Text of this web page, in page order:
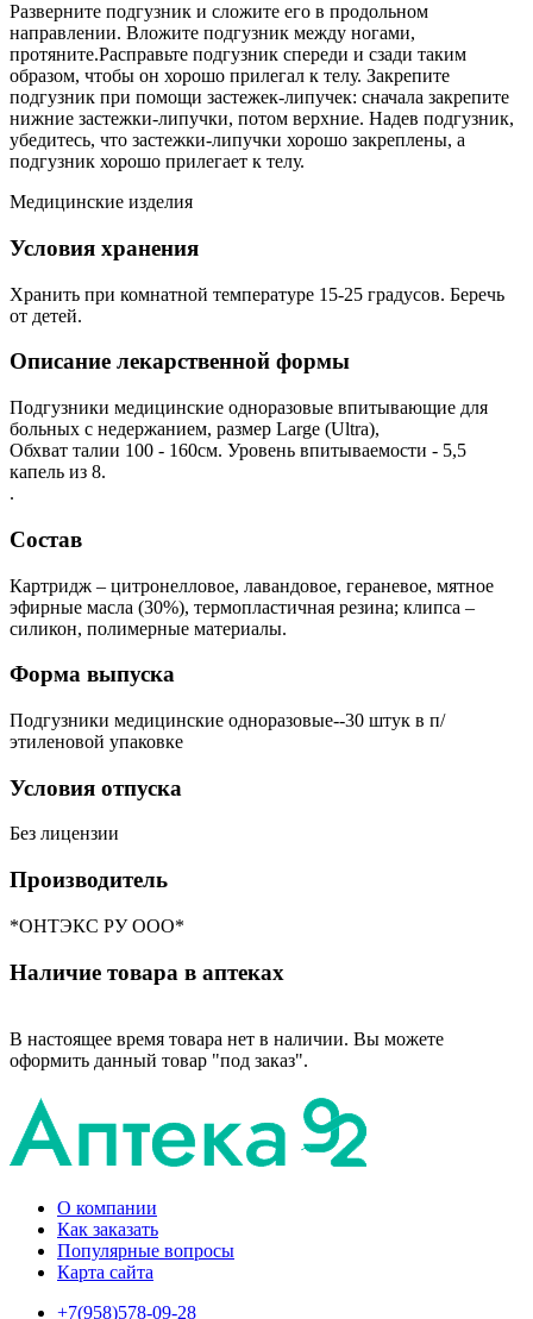
Разверните подгузник и сложите его в продольном
направлении. Вложите подгузник между ногами,
протяните.Расправьте подгузник спереди и сзади таким
образом, чтобы он хорошо прилегал к телу. Закрепите
подгузник при помощи застежек-липучек: сначала закрепите
нижние застежки-липучки, потом верхние. Надев подгузник,
убедитесь, что застежки-липучки хорошо закреплены, а
подгузник хорошо прилегает к телу.
Медицинские изделия
Условия хранения
Хранить при комнатной температуре 15-25 градусов. Беречь
от детей.
Описание лекарственной формы
Подгузники медицинские одноразовые впитывающие для
больных с недержанием, размер Large (Ultra),
Обхват талии 100 - 160см. Уровень впитываемости - 5,5
капель из 8.
.
Состав
Картридж – цитронелловое, лавандовое, гераневое, мятное
эфирные масла (30%), термопластичная резина; клипса –
силикон, полимерные материалы.
Форма выпуска
Подгузники медицинские одноразовые--30 штук в п/
этиленовой упаковке
Условия отпуска
Без лицензии
Производитель
*ОНТЭКС РУ ООО*
Наличие товара в аптеках
В настоящее время товара нет в наличии. Вы можете
оформить данный товар "под заказ".
О компании
Как заказать
Популярные вопросы
Карта сайта
+7(958)578-09-28